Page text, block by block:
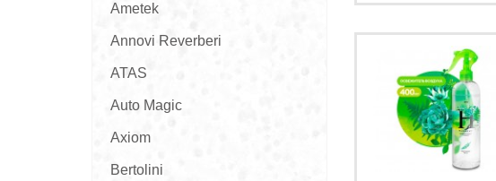
Ametek
Annovi Reverberi
ATAS
Auto Magic
Axiom
Bertolini